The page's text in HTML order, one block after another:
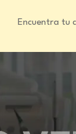
Encuentra tu